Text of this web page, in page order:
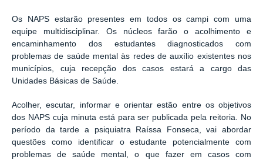
Os NAPS estarão presentes em todos os campi com uma
equipe multidisciplinar. Os núcleos farão o acolhimento e
encaminhamento dos estudantes diagnosticados com
problemas de saúde mental às redes de auxílio existentes nos
municípios, cuja recepção dos casos estará a cargo das
Unidades Básicas de Saúde.
Acolher, escutar, informar e orientar estão entre os objetivos
dos NAPS cuja minuta está para ser publicada pela reitoria. No
período da tarde a psiquiatra Raíssa Fonseca, vai abordar
questões como identificar o estudante potencialmente com
problemas de saúde mental, o que fazer em casos com